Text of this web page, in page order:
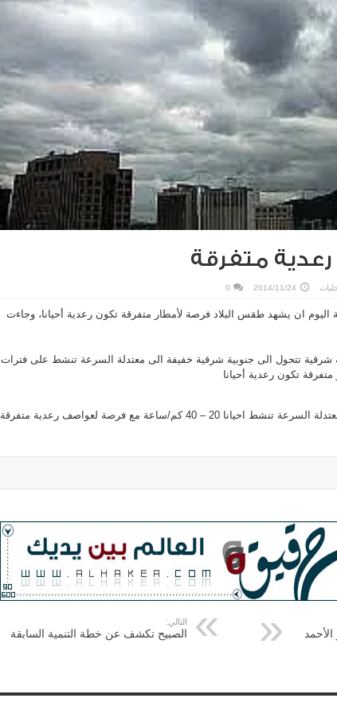
متفرقة
2014/11/24
0
اليوم ان يشهد طقس البلاد فرصة لأمطار متفرقة تكون رعدية أحيانا، وجاءت
شرقية تتحول الى جنوبية شرقية خفيفة الى معتدلة السرعة تنشط على فترات
غير مستقر والرياح جنوبية شرقية معتدلة السرعة تنشط احيانا 20 – 40 كم/ساعة مع فرصة لعواصف رعدية متفرقة
التالي:
الصبيح تكشف عن خطة التنمية السابقة